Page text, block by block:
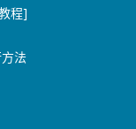
程]
法